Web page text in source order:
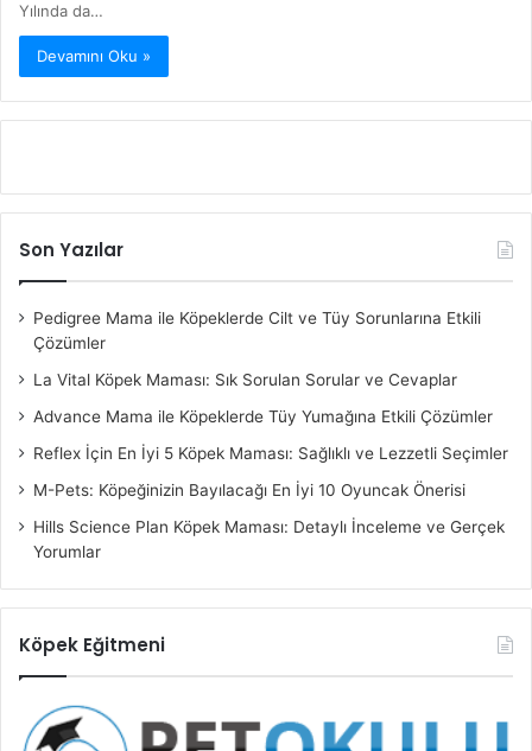
Yılında da…
Devamını Oku »
Son Yazılar
Pedigree Mama ile Köpeklerde Cilt ve Tüy Sorunlarına Etkili
Çözümler
La Vital Köpek Maması: Sık Sorulan Sorular ve Cevaplar
Advance Mama ile Köpeklerde Tüy Yumağına Etkili Çözümler
Reflex İçin En İyi 5 Köpek Maması: Sağlıklı ve Lezzetli Seçimler
M-Pets: Köpeğinizin Bayılacağı En İyi 10 Oyuncak Önerisi
Hills Science Plan Köpek Maması: Detaylı İnceleme ve Gerçek
Yorumlar
Köpek Eğitmeni